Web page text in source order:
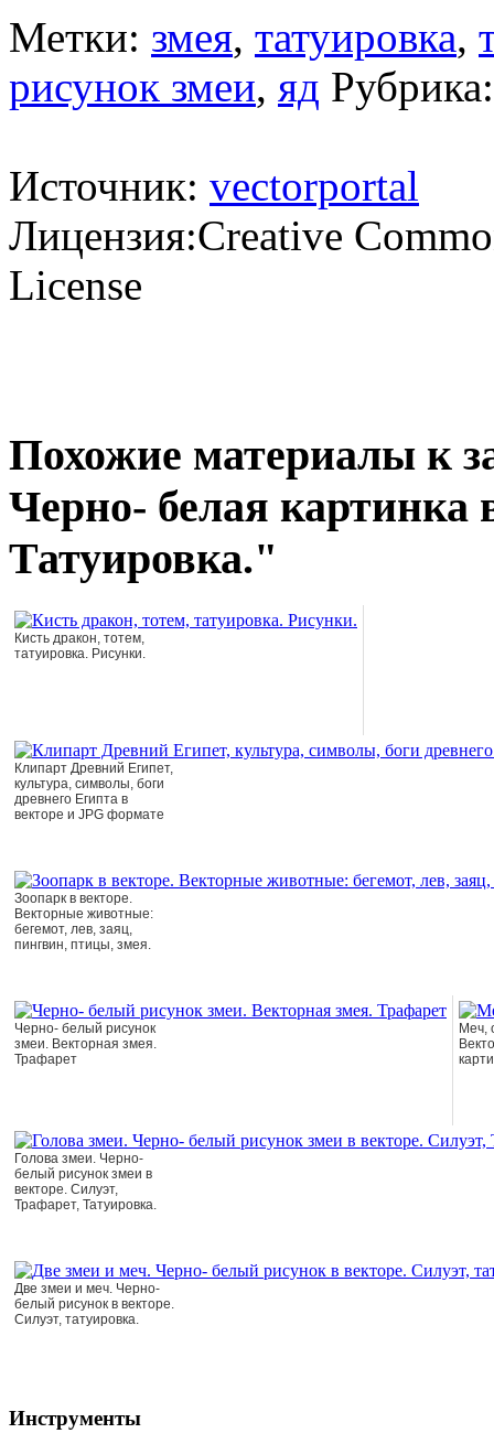
Метки: змея, татуировка,
рисунок змеи, яд
Источник: vectorportal
Лицензия:Creative
License
Похожие материалы к
Черно- белая картинка
Татуировка."
Кисть дракон, тотем,
татуировка. Рисунки.
Клипарт Древний Египет,
культура, символы, боги
древнего Египта в
векторе и JPG формате
Зоопарк в векторе.
Векторные животные:
бегемот, лев, заяц,
пингвин, птицы, змея.
Черно- белый рисунок
змеи. Векторная змея.
Трафарет
Меч,
Голова змеи. Черно-
белый рисунок змеи в
векторе. Силуэт,
Трафарет, Татуировка.
Две змеи и меч. Черно-
белый рисунок в векторе.
Силуэт, татуировка.
Инструменты